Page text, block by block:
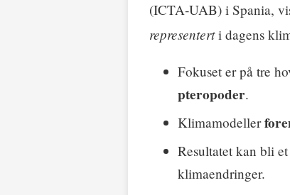
(ICTA‑UAB) i Spania,
representerti dagens
Fokuset er på tre
pteropoder.
Klimamodeller
Resultatet kan bli et
klimaendringer.